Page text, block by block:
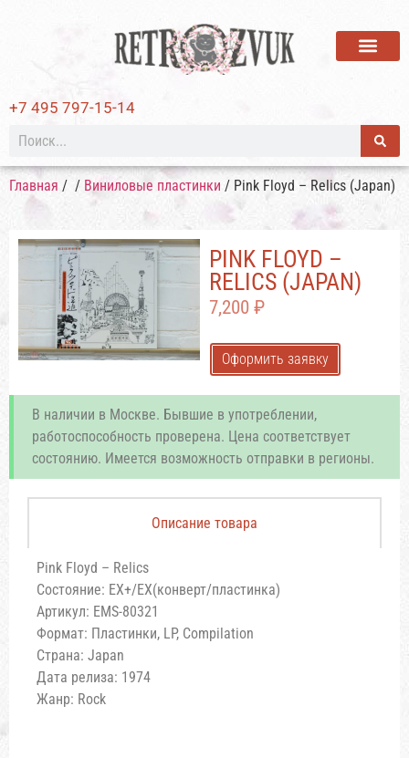
+7 495 797-15-14
Главная / / Виниловые пластинки / Pink Floyd – Relics (Japan)
PINK FLOYD –
RELICS (JAPAN)
7,200 ₽
Оформить заявку
В наличии в Москве. Бывшие в употреблении,
работоспособность проверена. Цена соответствует
состоянию. Имеется возможность отправки в регионы.
Описание товара
Pink Floyd – Relics
Состояние: EX+/EX(конверт/пластинка)
Артикул: EMS-80321
Формат: Пластинки, LP, Compilation
Страна: Japan
Дата релиза: 1974
Жанр: Rock